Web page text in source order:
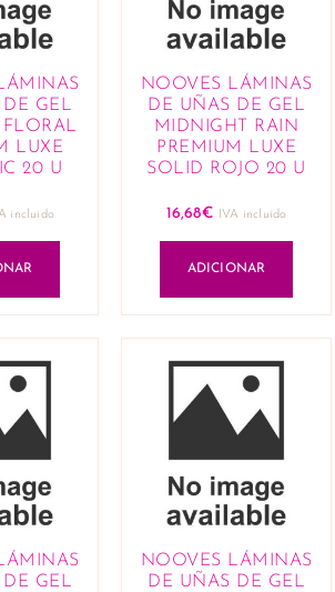
GEL
LUXE
20 U
incluido
NOOVES LÁMINAS
DE UÑAS DE GEL
MIDNIGHT RAIN
PREMIUM LUXE
SOLID ROJO 20 U
16,68€ IVA incluido
ADICIONAR
GEL
NOOVES LÁMINAS
DE UÑAS DE GEL